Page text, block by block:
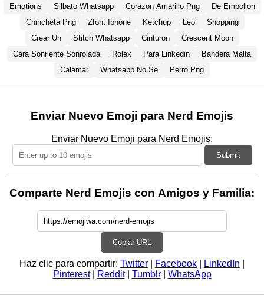
Emotions Silbato Whatsapp Corazon Amarillo Png
De Empollon
Chincheta Png
Zfont Iphone Ketchup Leo
Shopping
Crear Un
Stitch Whatsapp Cinturon
Crescent Moon
Cara Sonriente Sonrojada
Rolex Para Linkedin
Bandera Malta
Calamar
Whatsapp No Se Perro Png
Enviar Nuevo Emoji para Nerd Emojis
Enviar Nuevo Emoji para Nerd Emojis:
Submit
Comparte Nerd Emojis con Amigos y Familia:
Copiar URL
Haz clic para compartir: Twitter Facebook LinkedIn
Pinterest| Reddit| Tumblr| WhatsApp